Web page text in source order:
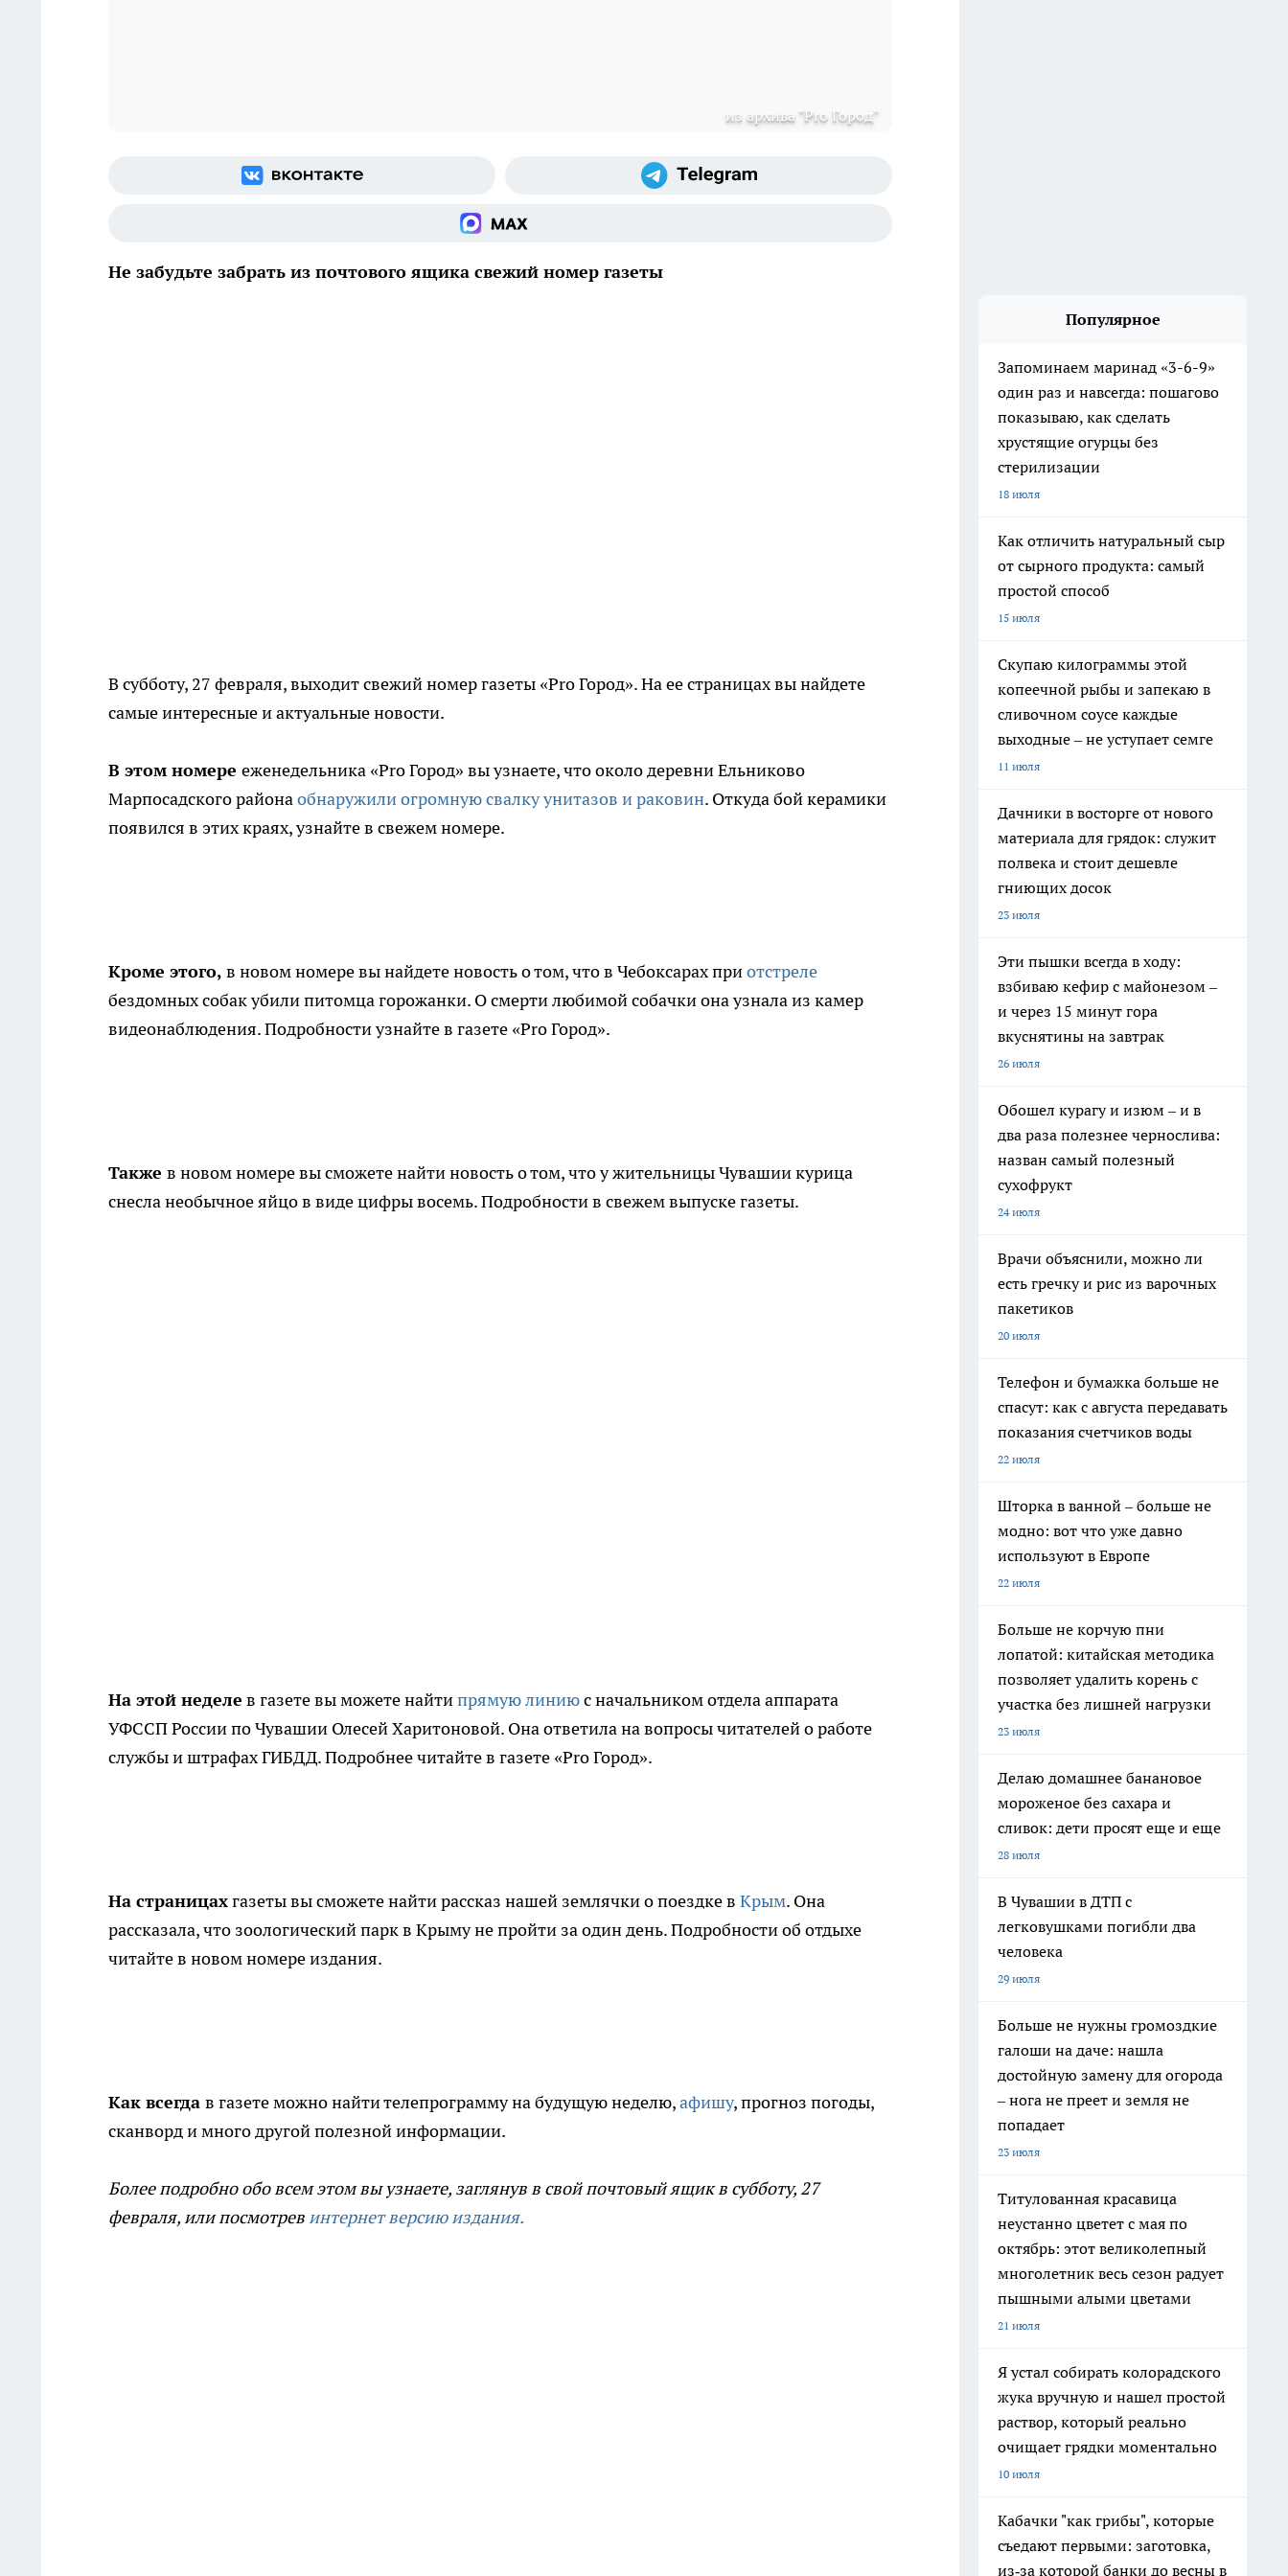
из архива "Pro Город"
Не забудьте забрать из почтового ящика свежий номер газеты
В субботу, 27 февраля, выходит свежий номер газеты «Pro Город». На ее страницах вы найдете
самые интересные и актуальные новости.
В этом номере еженедельника «Pro Город» вы узнаете, что около деревни Ельниково
Марпосадского районаобнаружили огромную свалку унитазов и раковин. Откуда бой керамики
появился в этих краях, узнайте в свежем номере.
Кроме этого, в новом номере вы найдете новость о том, что в Чебоксарах приотстреле
бездомных собак убили питомца горожанки. О смерти любимой собачки она узнала из камер
видеонаблюдения. Подробности узнайте в газете «Pro Город».
Также в новом номере вы сможете найти новость о том, что у жительницы Чувашии курица
снесла необычное яйцо в виде цифры восемь. Подробности в свежем выпуске газеты.
На этой неделе в газете вы можете найтипрямую линиюс начальником отдела аппарата
УФССП России по Чувашии Олесей Харитоновой. Она ответила на вопросы читателей о работе
службы и штрафах ГИБДД. Подробнее читайте в газете «Pro Город».
На страницахгазеты вы сможете найти рассказ нашей землячки о поездке в Крым. Она
рассказала, что зоологический парк в Крыму не пройти за один день. Подробности об отдыхе
читайте в новом номере издания.
Как всегда в газете можно найти телепрограмму на будущую неделю,афишу, прогноз погоды,
сканворд и много другой полезной информации.
Более подробно обо всем этом вы узнаете, заглянув в свой почтовый ящик в субботу, 27
февраля, или посмотревинтернет версию издания.
Популярное
Запоминаем маринад «3-6-9»
один раз и навсегда: пошагово
показываю, как сделать
хрустящие огурцы без
стерилизации
18 июля
Как отличить натуральный сыр
от сырного продукта: самый
простой способ
15 июля
Скупаю килограммы этой
копеечной рыбы и запекаю в
сливочном соусе каждые
выходные – не уступает семге
11 июля
Дачники в восторге от нового
материала для грядок: служит
полвека и стоит дешевле
гниющих досок
23 июля
Эти пышки всегда в ходу:
взбиваю кефир с майонезом –
и через 15 минут гора
вкуснятины на завтрак
26 июля
Обошел курагу и изюм – и в
два раза полезнее чернослива:
назван самый полезный
сухофрукт
24 июля
Врачи объяснили, можно ли
есть гречку и рис из варочных
пакетиков
20 июля
Телефон и бумажка больше не
спасут: как с августа передавать
показания счетчиков воды
22 июля
Шторка в ванной – больше не
модно: вот что уже давно
используют в Европе
22 июля
Больше не корчую пни
лопатой: китайская методика
позволяет удалить корень с
участка без лишней нагрузки
23 июля
Делаю домашнее банановое
мороженое без сахара и
сливок: дети просят еще и еще
28 июля
В Чувашии в ДТП с
легковушками погибли два
человека
29 июля
Больше не нужны громоздкие
галоши на даче: нашла
достойную замену для огорода
– нога не преет и земля не
попадает
23 июля
Титулованная красавица
неустанно цветет с мая по
октябрь: этот великолепный
многолетник весь сезон радует
пышными алыми цветами
21 июля
Я устал собирать колорадского
жука вручную и нашел простой
раствор, который реально
очищает грядки моментально
10 июля
Кабачки "как грибы", которые
съедают первыми: заготовка,
из‑за которой банки до весны в